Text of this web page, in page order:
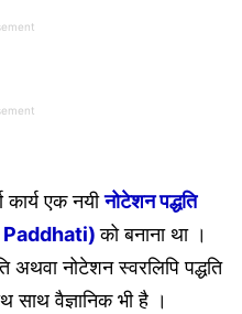
कार्य एक नयीनोटेशन पद्धति
Paddhati)को बनाना था ।
नोटेशन स्वरलिपि पद्धति
साथ वैज्ञानिक भी है ।